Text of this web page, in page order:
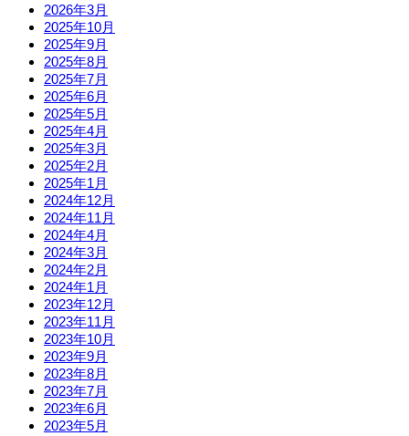
2026年3月
2025年10月
2025年9月
2025年8月
2025年7月
2025年6月
2025年5月
2025年4月
2025年3月
2025年2月
2025年1月
2024年12月
2024年11月
2024年4月
2024年3月
2024年2月
2024年1月
2023年12月
2023年11月
2023年10月
2023年9月
2023年8月
2023年7月
2023年6月
2023年5月